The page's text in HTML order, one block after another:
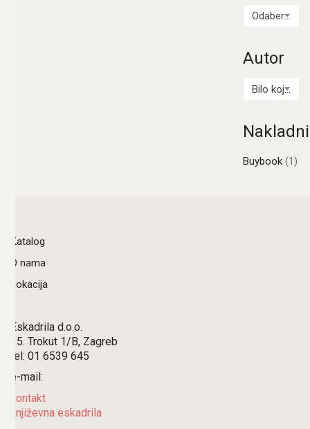
Odaberi kategoriju
Autor
Bilo koji Autor
Buybook (1)
Katalog
O nama
Lokacija
Eskadrila d.o.o.
15. Trokut 1/B, Zagreb
tel: 01 6539 645
e-mail:
kontakt
književna eskadrila